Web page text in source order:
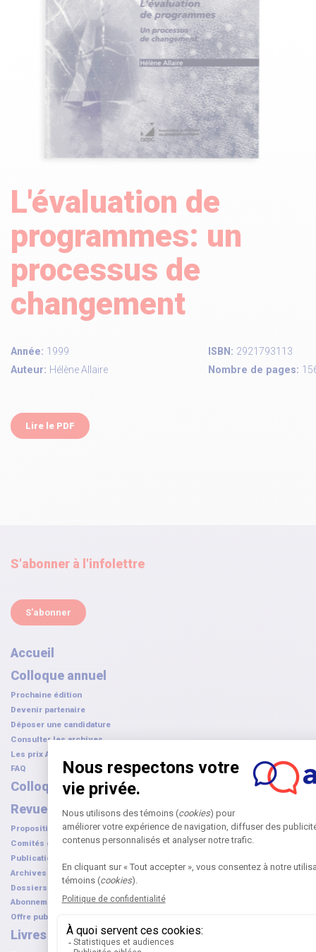
L'évaluation de
programmes: un
processus de
changement
Année: 1999 ISBN: 2921793113
Auteur: Hélène Allaire Nombre de pages:
Lire le PDF
S'abonner à l'infolettre
S'abonner
Accueil
Colloque annuel
Prochaine édition
Devenir partenaire
Déposer une candidature
Consulter les archives
Les prix AQPC
FAQ
Colloque franco-canadien
Revue
Proposition d'article
Comités de rédaction
Publications numériques
Archives des articles
Dossiers thématiques
Abonnement à la revue
Offre publicitaire
Livres